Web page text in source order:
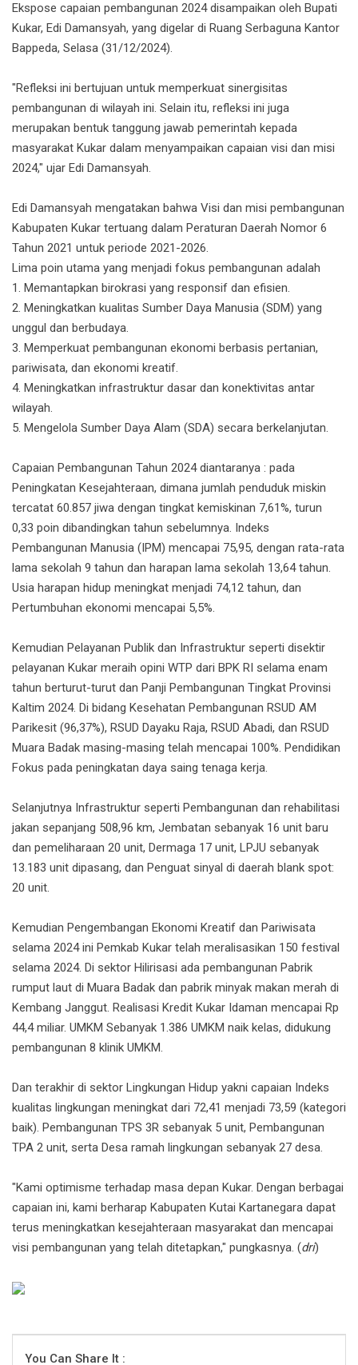
Ekspose capaian pembangunan 2024 disampaikan oleh Bupati
Kukar, Edi Damansyah, yang digelar di Ruang Serbaguna Kantor
Bappeda, Selasa (31/12/2024).
"Refleksi ini bertujuan untuk memperkuat sinergisitas
pembangunan di wilayah ini. Selain itu, refleksi ini juga
merupakan bentuk tanggung jawab pemerintah kepada
masyarakat Kukar dalam menyampaikan capaian visi dan misi
2024," ujar Edi Damansyah.
Edi Damansyah mengatakan bahwa Visi dan misi pembangunan
Kabupaten Kukar tertuang dalam Peraturan Daerah Nomor 6
Tahun 2021 untuk periode 2021-2026.
Lima poin utama yang menjadi fokus pembangunan adalah
1. Memantapkan birokrasi yang responsif dan efisien.
2. Meningkatkan kualitas Sumber Daya Manusia (SDM) yang
unggul dan berbudaya.
3. Memperkuat pembangunan ekonomi berbasis pertanian,
pariwisata, dan ekonomi kreatif.
4. Meningkatkan infrastruktur dasar dan konektivitas antar
wilayah.
5. Mengelola Sumber Daya Alam (SDA) secara berkelanjutan.
Capaian Pembangunan Tahun 2024 diantaranya : pada
Peningkatan Kesejahteraan, dimana jumlah penduduk miskin
tercatat 60.857 jiwa dengan tingkat kemiskinan 7,61%, turun
0,33 poin dibandingkan tahun sebelumnya. Indeks
Pembangunan Manusia (IPM) mencapai 75,95, dengan rata-rata
lama sekolah 9 tahun dan harapan lama sekolah 13,64 tahun.
Usia harapan hidup meningkat menjadi 74,12 tahun, dan
Pertumbuhan ekonomi mencapai 5,5%.
Kemudian Pelayanan Publik dan Infrastruktur seperti disektir
pelayanan Kukar meraih opini WTP dari BPK RI selama enam
tahun berturut-turut dan Panji Pembangunan Tingkat Provinsi
Kaltim 2024. Di bidang Kesehatan Pembangunan RSUD AM
Parikesit (96,37%), RSUD Dayaku Raja, RSUD Abadi, dan RSUD
Muara Badak masing-masing telah mencapai 100%. Pendidikan
Fokus pada peningkatan daya saing tenaga kerja.
Selanjutnya Infrastruktur seperti Pembangunan dan rehabilitasi
jakan sepanjang 508,96 km, Jembatan sebanyak 16 unit baru
dan pemeliharaan 20 unit, Dermaga 17 unit, LPJU sebanyak
13.183 unit dipasang, dan Penguat sinyal di daerah blank spot:
20 unit.
Kemudian Pengembangan Ekonomi Kreatif dan Pariwisata
selama 2024 ini Pemkab Kukar telah meralisasikan 150 festival
selama 2024. Di sektor Hilirisasi ada pembangunan Pabrik
rumput laut di Muara Badak dan pabrik minyak makan merah di
Kembang Janggut. Realisasi Kredit Kukar Idaman mencapai Rp
44,4 miliar. UMKM Sebanyak 1.386 UMKM naik kelas, didukung
pembangunan 8 klinik UMKM.
Dan terakhir di sektor Lingkungan Hidup yakni capaian Indeks
kualitas lingkungan meningkat dari 72,41 menjadi 73,59 (kategori
baik). Pembangunan TPS 3R sebanyak 5 unit, Pembangunan
TPA 2 unit, serta Desa ramah lingkungan sebanyak 27 desa.
"Kami optimisme terhadap masa depan Kukar. Dengan berbagai
capaian ini, kami berharap Kabupaten Kutai Kartanegara dapat
terus meningkatkan kesejahteraan masyarakat dan mencapai
visi pembangunan yang telah ditetapkan," pungkasnya. (dri)
You Can Share It :